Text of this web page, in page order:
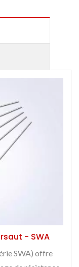
- SWA
SWA) offre